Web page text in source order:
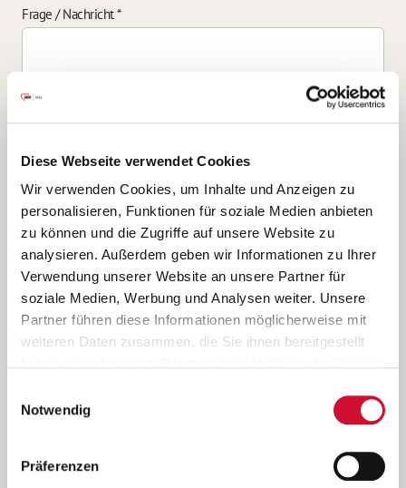
Diese Webseite verwendet Cookies
Wir verwenden Cookies, um Inhalte und Anzeigen zu
personalisieren, Funktionen für soziale Medien anbieten
zu können und die Zugriffe auf unsere Website zu
analysieren. Außerdem geben wir Informationen zu Ihrer
Verwendung unserer Website an unsere Partner für
soziale Medien, Werbung und Analysen weiter. Unsere
Partner führen diese Informationen möglicherweise mit
weiteren Daten zusammen, die Sie ihnen bereitgestellt
Wenn Sie auf „Cookies zulassen“ klicken, so stimmen
Sie der Speicherung sämtlicher Cookies zu. Sie können
Ihre Einwilligung selbstverständlich jederzeit widerrufen,
indem Sie die Cookie-Einstellungen aufrufen und diese
Notwendig
Präferenzen
Frage / Nachricht*
Ich bin damit einverstanden, dass meine personenbezogenen Daten
ausschließlich zum Zweck der Durchführung der Kontaktanfrage
verarbeitet, auf IT- Systemen der Garitz Bewirtschaftungsbetriebe
GmbH, Heinrich-von-Kleist-Straße 2, 97688 Bad Kissingen
(Betreiber) gespeichert und an die für das Stellenangebot
verantwortliche Stelle zur Kontaktaufnahme weitergegeben
werden.
Diese Einwilligungserklärung kann ich jederzeit gegenüber dem
Weitere Details können Sie der
entnehmen.